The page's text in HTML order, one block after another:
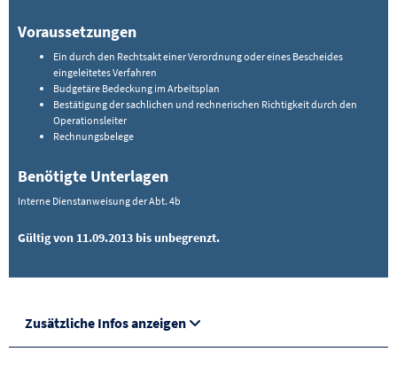
Voraussetzungen
Ein durch den Rechtsakt einer Verordnung oder eines Bescheides
eingeleitetes Verfahren
Budgetäre Bedeckung im Arbeitsplan
Bestätigung der sachlichen und rechnerischen Richtigkeit durch den
Operationsleiter
Rechnungsbelege
Benötigte Unterlagen
Interne Dienstanweisung der Abt. 4b
Gültig von 11.09.2013 bis unbegrenzt.
Zusätzliche Infos anzeigen